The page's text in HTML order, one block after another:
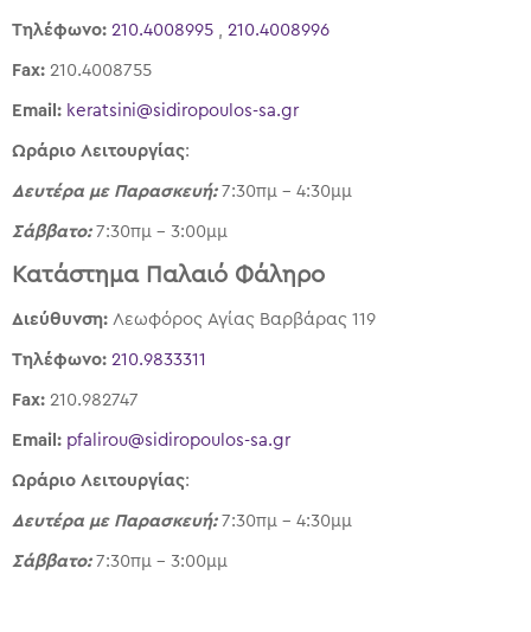
Τηλέφωνο: 210.4008995 , 210.4008996
Fax: 210.4008755
Email: keratsini@sidiropoulos-sa.gr
Ωράριο Λειτουργίας:
Δευτέρα με Παρασκευή: 7:30πμ – 4:30μμ
Σάββατο: 7:30πμ – 3:00μμ
Κατάστημα Παλαιό Φάληρο
Διεύθυνση: Λεωφόρος Αγίας Βαρβάρας 119
Τηλέφωνο: 210.9833311
Fax: 210.982747
Email: pfalirou@sidiropoulos-sa.gr
Ωράριο Λειτουργίας:
Δευτέρα με Παρασκευή: 7:30πμ – 4:30μμ
Σάββατο: 7:30πμ – 3:00μμ